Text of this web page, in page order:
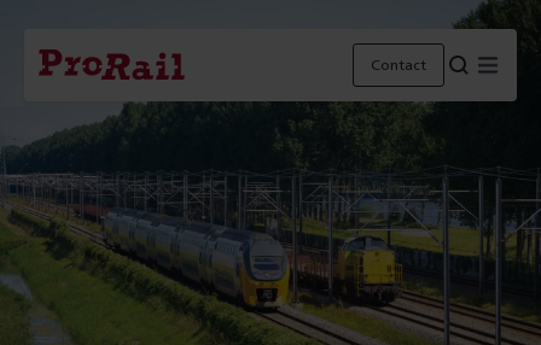
Navigatie
Homepage Contact